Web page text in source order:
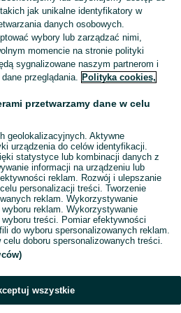
Skorzystaj z największego serwisu ogłoszeniowego - Jangrot i okolice! Kupuj to, czego pragniesz i sprzedawaj to, czego już nie potrzebujesz! Zobacz
jak unikalne identyfikatory w
danych osobowych.
wybory lub zarządzać nimi,
momencie na stronie polityki
sygnalizowane naszym partnerom i
dane przeglądania. Polityka cookies,
przetwarzamy dane w celu
geolokalizacyjnych. Aktywne
urządzenia do celów identyfikacji.
statystyce lub kombinacji danych z
informacji na urządzeniu lub
reklam. Rozwój i ulepszanie
personalizacji treści. Tworzenie
reklam. Wykorzystywanie
reklam. Wykorzystywanie
treści. Pomiar efektywności
do wyboru spersonalizowanych reklam.
doboru spersonalizowanych treści.
wszystkie